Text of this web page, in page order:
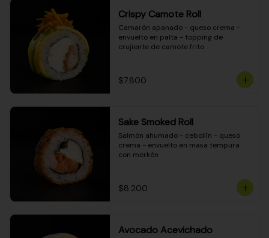
Crispy Camote Roll
Camarón apanado - queso crema -
envuelto en palta - topping de
crujiente de camote frito
$7.800
Sake Smoked Roll
Salmón ahumado - cebollín - queso
crema - envuelto en masa tempura
con merkén
$8.200
Avocado Acevichado